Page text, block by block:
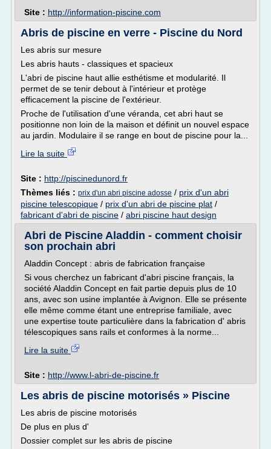
Site : http://information-piscine.com
Abris de piscine en verre - Piscine du Nord
Les abris sur mesure
Les abris hauts - classiques et spacieux
L'abri de piscine haut allie esthétisme et modularité. Il
permet de se tenir debout à l'intérieur et protège
efficacement la piscine de l'extérieur.
Proche de l'utilisation d'une véranda, cet abri haut se
positionne non loin de la maison et définit un nouvel espace
au jardin. Modulaire il se range en bout de piscine pour la...
Lire la suite
Site : http://piscinedunord.fr
Thèmes liés : prix d'un abri piscine adosse / prix d'un abri
piscine telescopique / prix d'un abri de piscine plat /
fabricant d'abri de piscine / abri piscine haut design
Abri de Piscine Aladdin - comment choisir
son prochain abri
Aladdin Concept : abris de fabrication française
Si vous cherchez un fabricant d'abri piscine français, la
société Aladdin Concept en fait partie depuis plus de 10
ans, avec son usine implantée à Avignon. Elle se présente
elle même comme étant une entreprise familiale, avec
une expertise toute particulière dans la fabrication d' abris
télescopiques sans rails et conformes à la norme...
Lire la suite
Site : http://www.l-abri-de-piscine.fr
Les abris de piscine motorisés » Piscine
Les abris de piscine motorisés
De plus en plus d'
Dossier complet sur les abris de piscine